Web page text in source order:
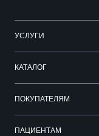
УСЛУГИ
КАТАЛОГ
ПОКУПАТЕЛЯМ
ПАЦИЕНТАМ